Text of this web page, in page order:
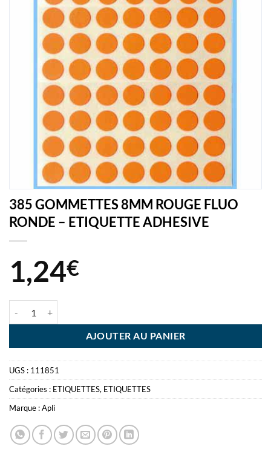
385 GOMMETTES 8MM ROUGE FLUO
RONDE – ETIQUETTE ADHESIVE
1,24€
AJOUTER AU PANIER
UGS : 111851
Catégories : ETIQUETTES, ETIQUETTES
Marque :Apli